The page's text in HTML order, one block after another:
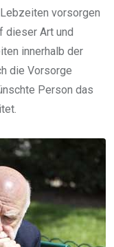
vorsorgen
dieser Art und
innerhalb der
die Vorsorge
Person das